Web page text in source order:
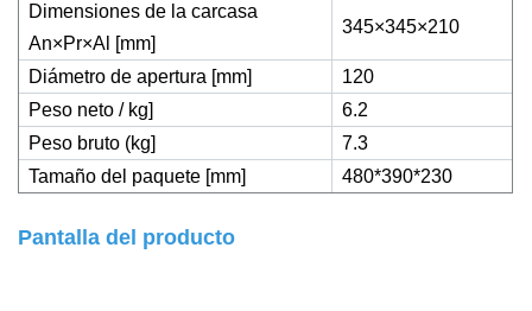
Dimensiones de la carcasa
An×Pr×Al [mm]
345×345×210
Diámetro de apertura [mm]
120
Peso neto / kg]
6.2
Peso bruto (kg]
7.3
Tamaño del paquete [mm]
480*390*230
Pantalla del producto